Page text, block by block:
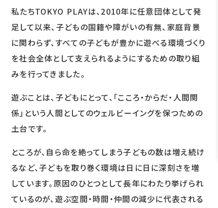
私たちTOKYO PLAYは、2010年に任意団体として発
足して以来、子どもの国籍や障がいの有無、家庭背景
に関わらず、すべての子どもが豊かに遊べる環境づくり
を社会全体として支えられるようにするための取り組
みを行ってきました。
遊ぶことは、子どもにとって、「こころ・からだ・人間関
係」という人間としてのウェルビーイングを保つための
土台です。
ところが、自ら命を絶ってしまう子どもの数は増え続け
るなど、子どもを取り巻く環境は日に日に深刻さを増
しています。原因のひとつとして長年にわたり挙げられ
ているのが、遊ぶ空間・時間・仲間の減少に代表される